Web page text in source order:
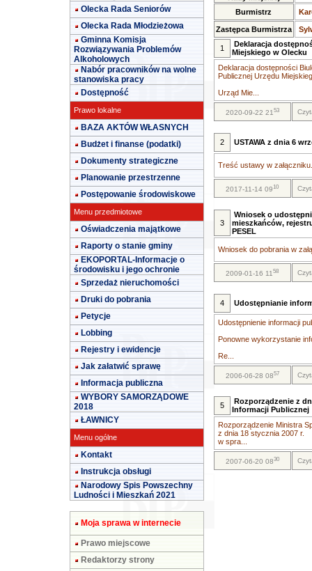
Olecka Rada Seniorów
Olecka Rada Młodzieżowa
Gminna Komisja
Rozwiązywania Problemów
Alkoholowych
Nabór pracowników na wolne
stanowiska pracy
Dostępność
Prawo lokalne
BAZA AKTÓW WŁASNYCH
Budżet i finanse (podatki)
Dokumenty strategiczne
Planowanie przestrzenne
Postępowanie środowiskowe
Menu przedmiotowe
Oświadczenia majątkowe
Raporty o stanie gminy
EKOPORTAL-Informacje o
środowisku i jego ochronie
Sprzedaż nieruchomości
Druki do pobrania
Petycje
Lobbing
Rejestry i ewidencje
Jak załatwić sprawę
Informacja publiczna
WYBORY SAMORZĄDOWE
2018
ŁAWNICY
Menu ogólne
Kontakt
Instrukcja obsługi
Narodowy Spis Powszechny
Ludności i Mieszkań 2021
Moja sprawa w internecie
Prawo miejscowe
Redaktorzy strony
Burmistrz
Zastępca Burmistrza
1
Deklaracja
Miejskiego w Olecku
Deklaracja dostępności
Publicznej Urzędu
Urząd Mie...
2020-09-22 2153
2 USTAWA z dnia 6
Treść ustawy w
2017-11-14 0910
3
Wniosek o
mieszkańców,
PESEL
Wniosek do pobrania w
2009-01-16 1158
4 Udostępnianie
Udostępnienie informacji
Ponowne wykorzystanie
Re...
2006-06-28 0857
5
Rozporządzenie z
Informacji Publicznej
Rozporządzenie Ministra
z dnia 18 stycznia 2007 r.
w spra...
2007-06-20 0830